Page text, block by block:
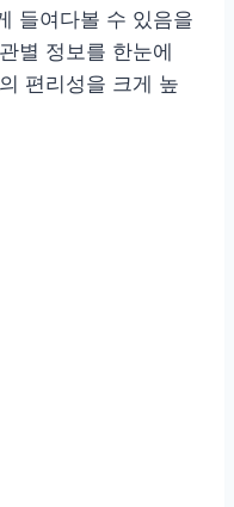
들여다볼 수 있음을
별 정보를 한눈에
편리성을 크게 높